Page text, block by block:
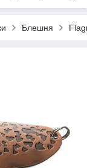
Блешня